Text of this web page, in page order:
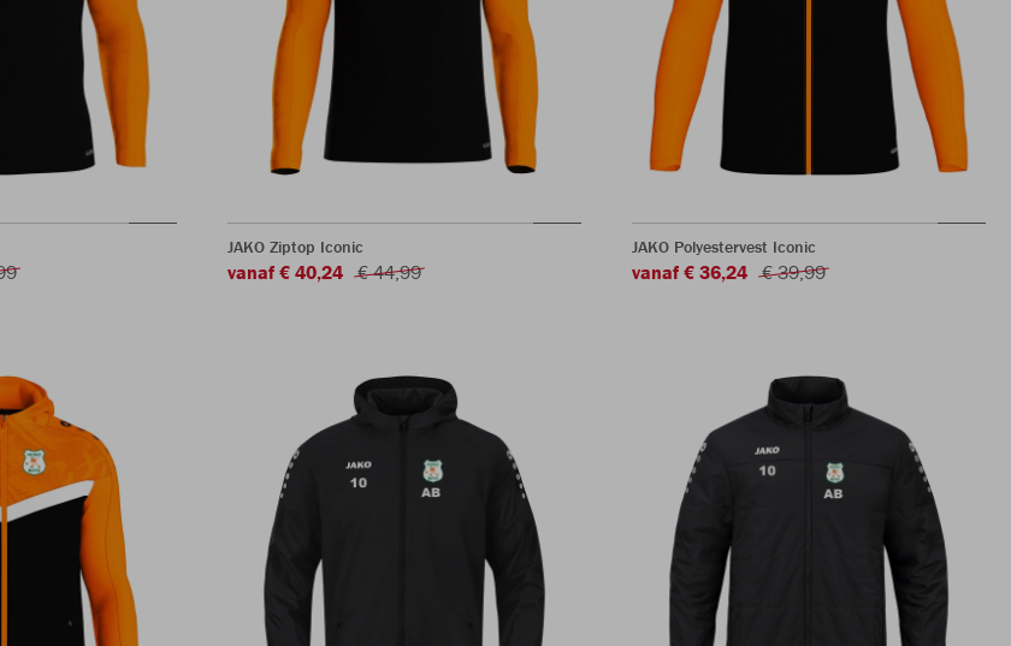
JAKO Ziptop Iconic
vanaf € 40,24 € 44,99
JAKO Polyestervest Iconic
vanaf € 36,24 € 39,99